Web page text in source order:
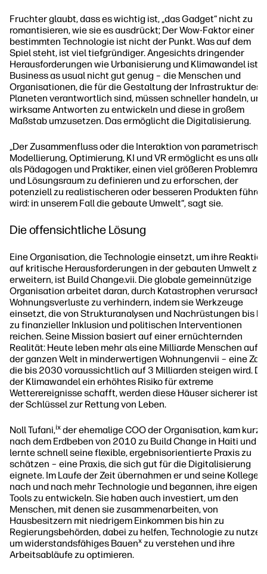
Fruchter glaubt, dass es wichtig ist, „das Gadget“ nicht zu
romantisieren, wie sie es ausdrückt; Der Wow-Faktor einer
bestimmten Technologie ist nicht der Punkt. Was auf dem
Spiel steht, ist viel tiefgründiger. Angesichts dringender
Herausforderungen wie Urbanisierung und Klimawandel ist
Business as usual nicht gut genug – die Menschen und
Organisationen, die für die Gestaltung der Infrastruktur des
Planeten verantwortlich sind, müssen schneller handeln, um
wirksame Antworten zu entwickeln und diese in großem
Maßstab umzusetzen. Das ermöglicht die Digitalisierung.
„Der Zusammenfluss oder die Interaktion von parametrischer
Modellierung, Optimierung, KI und VR ermöglicht es uns
als Pädagogen und Praktiker, einen viel größeren
und Lösungsraum zu definieren und zu erforschen, der
potenziell zu realistischeren oder besseren Produkten führen
wird: in unserem Fall die gebaute Umwelt“, sagt sie.
Die offensichtliche Lösung
Eine Organisation, die Technologie einsetzt, um ihre Reaktion
auf kritische Herausforderungen in der gebauten Umwelt zu
erweitern, ist Build Change.vii. Die globale gemeinnützige
Organisation arbeitet daran, durch Katastrophen
Wohnungsverluste zu verhindern, indem sie Werkzeuge
einsetzt, die von Strukturanalysen und Nachrüstungen bis
zu finanzieller Inklusion und politischen Interventionen
reichen. Seine Mission basiert auf einer ernüchternden
Realität: Heute leben mehr als eine Milliarde Menschen auf
der ganzen Welt in minderwertigen Wohnungenvii – eine
die bis 2030 voraussichtlich auf 3 Milliarden steigen wird. Da
der Klimawandel ein erhöhtes Risiko für extreme
Wetterereignisse schafft, werden diese Häuser sicherer ist
der Schlüssel zur Rettung von Leben.
Noll Tufani,ix der ehemalige COO der Organisation, kam kurz
nach dem Erdbeben von 2010 zu Build Change in Haiti und
lernte schnell seine flexible, ergebnisorientierte Praxis zu
schätzen – eine Praxis, die sich gut für die Digitalisierung
eignete. Im Laufe der Zeit übernahmen er und seine Kollegen
nach und nach mehr Technologie und begannen, ihre
Tools zu entwickeln. Sie haben auch investiert, um den
Menschen, mit denen sie zusammenarbeiten, von
Hausbesitzern mit niedrigem Einkommen bis hin zu
Regierungsbehörden, dabei zu helfen, Technologie zu nutzen,
um widerstandsfähiges Bauenx zu verstehen und ihre
Arbeitsabläufe zu optimieren.